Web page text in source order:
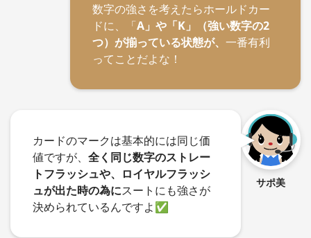
数字の強さを考えたらホールドカー
ドに、「A」や「K」（強い数字の2
つ）が揃っている状態が、 一番有利
ってことだよな！
サポ美
カードのマークは基本的には同じ価
値ですが、 全く同じ数字のストレー
トフラッシュや、ロイヤルフラッシ
ュが出た時の為にスートにも強さが
決められているんですよ✅